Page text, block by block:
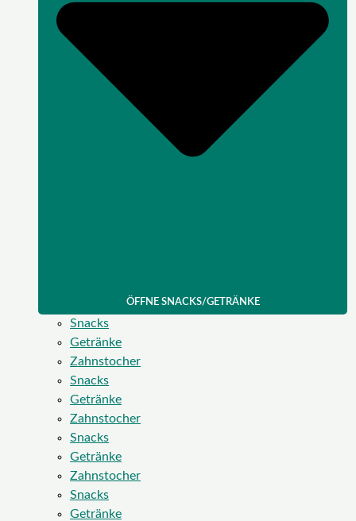
ÖFFNE SNACKS/GETRÄNKE
Snacks
Getränke
Zahnstocher
Snacks
Getränke
Zahnstocher
Snacks
Getränke
Zahnstocher
Snacks
Getränke